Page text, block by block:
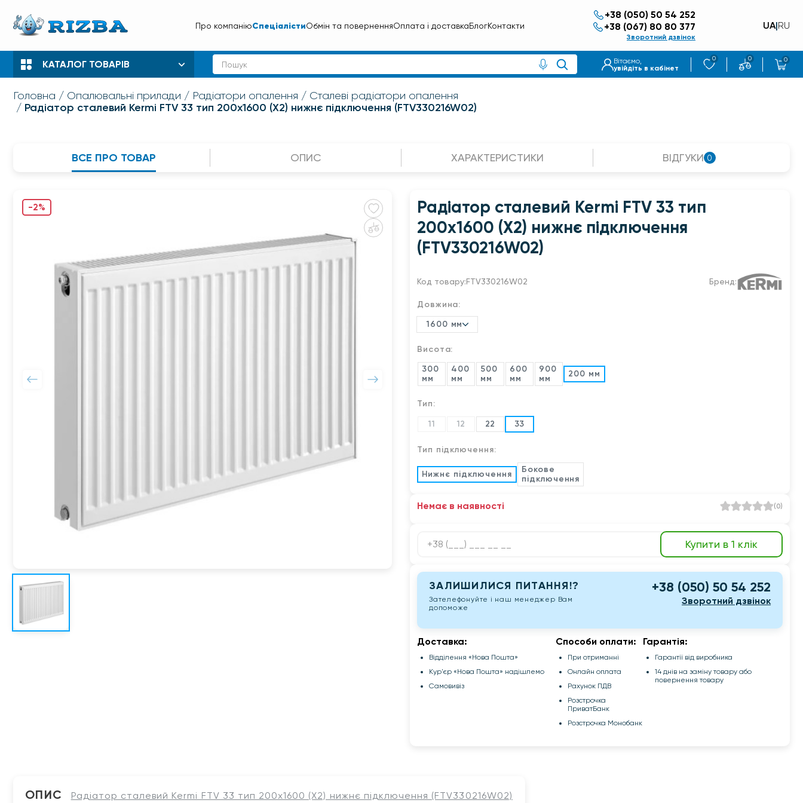
Про компаніюСпеціалістиОбмін та поверненняОплата і доставкаБлогКонтакти
+38 (050) 50 54 252
+38 (067) 80 80 377
Зворотний дзвінок
UA|RU
КАТАЛОГ ТОВАРІВ
Вітаємо,
увійдіть в кабінет
0 0 0
Головна Опалювальні прилади Радіатори опалення Сталеві радіатори опалення
Радіатор сталевий Kermi FTV 33 тип 200х1600 (Х2) нижнє підключення (FTV330216W02)
ВСЕ ПРО ТОВАР ОПИС ХАРАКТЕРИСТИКИ ВІДГУКИ 0
-2%
Радіатор сталевий Kermi FTV 33 тип
200х1600 (Х2) нижнє підключення
(FTV330216W02)
Код товару:FTV330216W02 Бренд:
Довжина:
1600 мм
Висота:
300
мм
400
мм
500
мм
600
мм
900
мм
200 мм
Тип:
11
12 22 33
Тип підключення:
Нижнє підключення
Бокове
підключення
Немає в наявності (0)
Купити в 1 клік
ЗАЛИШИЛИСЯ ПИТАННЯ!?
Зателефонуйте і наш менеджер Вам
допоможе
+38 (050) 50 54 252
Зворотний дзвінок
Доставка:
Відділення «Нова Пошта»
Кур'єр «Нова Пошта» надішлемо
Самовивіз
Способи оплати:
При отриманні
Онлайн оплата
Рахунок ПДВ
Розстрочка
ПриватБанк
Розстрочка Монобанк
Гарантія:
Гарантії від виробника
14 днів на заміну товару або
повернення товару
ОПИС Радіатор сталевий Kermi FTV 33 тип 200х1600 (Х2) нижнє підключення (FTV330216W02)